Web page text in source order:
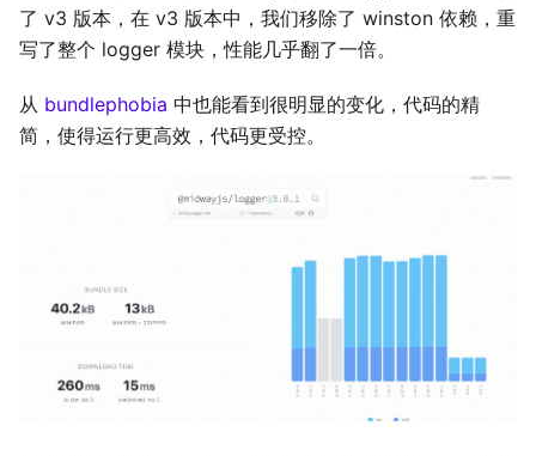
了 v3 版本，在 v3 版本中，我们移除了 winston 依赖，重
写了整个 logger 模块，性能几乎翻了一倍。
从 bundlephobia 中也能看到很明显的变化，代码的精
简，使得运行更高效，代码更受控。